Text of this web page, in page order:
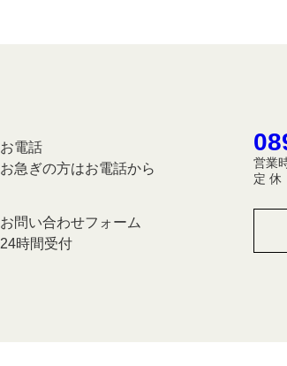
お電話
お急ぎの方はお電話から
営業
定 休
お問い合わせフォーム
24時間受付